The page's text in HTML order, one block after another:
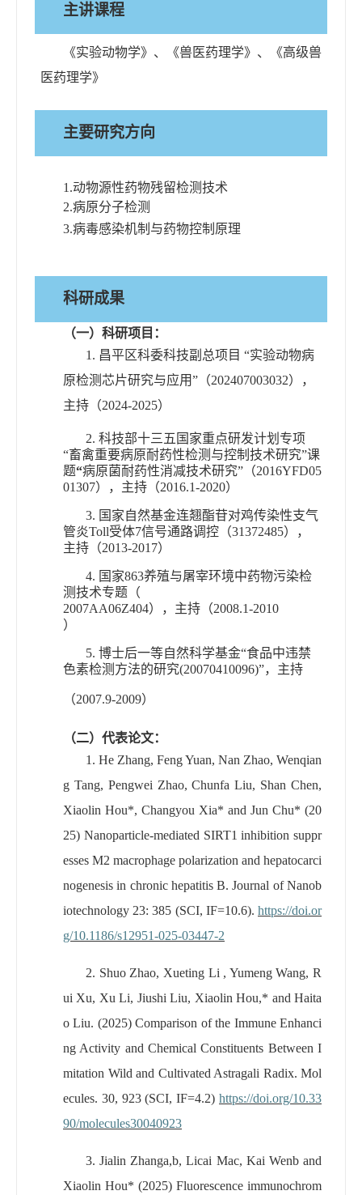
主讲课程
《实验动物学》、《兽医药理学》 、《高级兽
医药理学》
主要研究方向
1.动物源性药物残留检测技术
2.病原分子检测
3.病毒感染机制 与药物控制 原理
科研成果
（一）科研项目：
1. 昌平区科委科技副总项目 “实验动物病
原检测芯片研究与应用” （202407003032），
主持（2024-2025）
2. 科技部十三五 国家重点研发计划专项
“畜禽重要病原耐药性检测与控制技术研究”课
题“病原菌耐药性消减技术研究” （2016YFD05
01307） ， 主持 （2016.1-2020）
3. 国家自然基金连翘酯苷对鸡传染性支气
管炎Toll受体7信号通路调控 （31372485）
，
主持 （2013-2017）
4. 国家863养殖与屠宰环境中药物污染检
测技术专题（
2007AA06Z404） ， 主持（2008.1-2010
）
5. 博士后一等自然科学基金“食品中违禁
色素检测方法的研究(20070410096)”， 主持
（2007.9-2009）
（二）代表论文：
1. He Zhang, Feng Yuan, Nan Zhao, Wenqian
g Tang, Pengwei Zhao, Chunfa Liu, Shan Chen,
Xiaolin Hou*, Changyou Xia* and Jun Chu* (20
25) Nanoparticle-mediated SIRT1 inhibition suppr
esses M2 macrophage polarization and hepatocarci
nogenesis in chronic hepatitis B. Journal of Nanob
iotechnology 23: 385 (SCI, IF=10.6). https://doi.or
g/10.1186/s12951-025-03447-2
2. Shuo Zhao, Xueting Li , Yumeng Wang, R
ui Xu, Xu Li, Jiushi Liu, Xiaolin Hou,* and Haita
o Liu. (2025) Comparison of the Immune Enhanci
ng Activity and Chemical Constituents Between I
mitation Wild and Cultivated Astragali Radix. Mol
ecules. 30, 923(SCI, IF=4.2)https://doi.org/10.33
90/molecules30040923
3.Jialin Zhanga,b, Licai Mac, Kai Wenb and
Xiaolin Hou* (2025) Fluorescence immunochrom